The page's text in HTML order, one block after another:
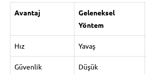
Avantaj
Geleneksel
Yöntem
Hız Yavaş
Güvenlik Düşük